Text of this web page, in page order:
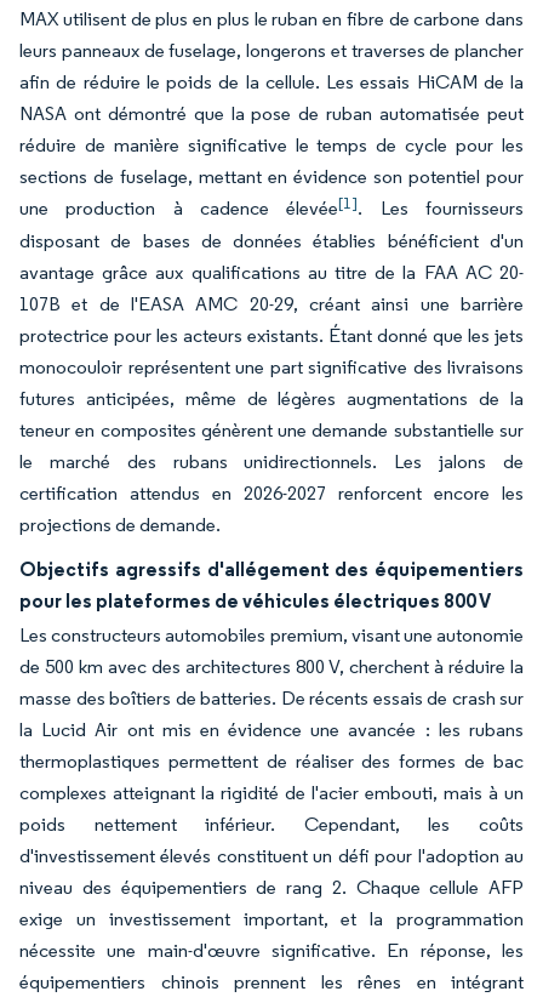
MAX utilisent de plus en plus le ruban en fibre de carbone dans
leurs panneaux de fuselage, longerons et traverses de plancher
afin de réduire le poids de la cellule. Les essais HiCAM de la
NASA ont démontré que la pose de ruban automatisée peut
réduire de manière significative le temps de cycle pour les
sections de fuselage, mettant en évidence son potentiel pour
une production à cadence élevée[1]. Les fournisseurs
disposant de bases de données établies bénéficient d'un
avantage grâce aux qualifications au titre de la FAA AC 20-
107B et de l'EASA AMC 20-29, créant ainsi une barrière
protectrice pour les acteurs existants. Étant donné que les jets
monocouloir représentent une part significative des livraisons
futures anticipées, même de légères augmentations de la
teneur en composites génèrent une demande substantielle sur
le marché des rubans unidirectionnels. Les jalons de
certification attendus en 2026-2027 renforcent encore les
projections de demande.
Objectifs agressifs d'allégement des équipementiers
pour les plateformes de véhicules électriques 800 V
Les constructeurs automobiles premium, visant une autonomie
de 500 km avec des architectures 800 V, cherchent à réduire la
masse des boîtiers de batteries. De récents essais de crash sur
la Lucid Air ont mis en évidence une avancée : les rubans
thermoplastiques permettent de réaliser des formes de bac
complexes atteignant la rigidité de l'acier embouti, mais à un
poids nettement inférieur. Cependant, les coûts
d'investissement élevés constituent un défi pour l'adoption au
niveau des équipementiers de rang 2. Chaque cellule AFP
exige un investissement important, et la programmation
nécessite une main-d'œuvre significative. En réponse, les
équipementiers chinois prennent les rênes en intégrant